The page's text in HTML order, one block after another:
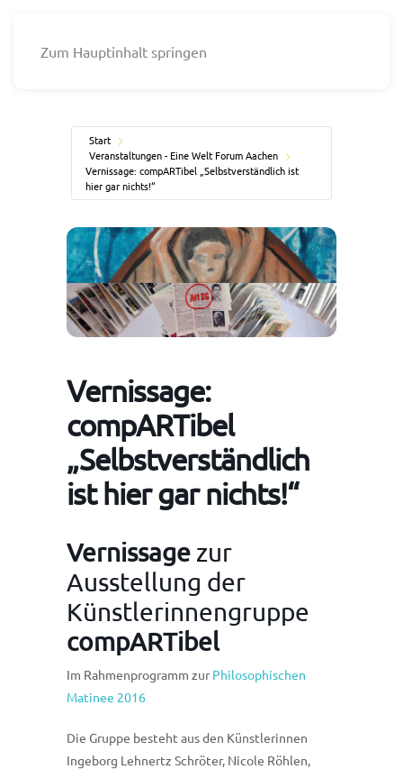
Zum Hauptinhalt springen
Start
Veranstaltungen - Eine Welt Forum Aachen
Vernissage: compARTibel „Selbstverständlich ist
hier gar nichts!“
Vernissage:
compARTibel
„Selbstverständlich
ist hier gar nichts!“
Vernissage zur
Ausstellung der
Künstlerinnengruppe
compARTibel
Im Rahmenprogramm zur Philosophischen
Matinee 2016
Die Gruppe besteht aus den Künstlerinnen
Ingeborg Lehnertz Schröter, Nicole Röhlen,